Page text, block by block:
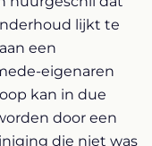
lijkt te
een
eigenaren
kan in due
door een
die niet was